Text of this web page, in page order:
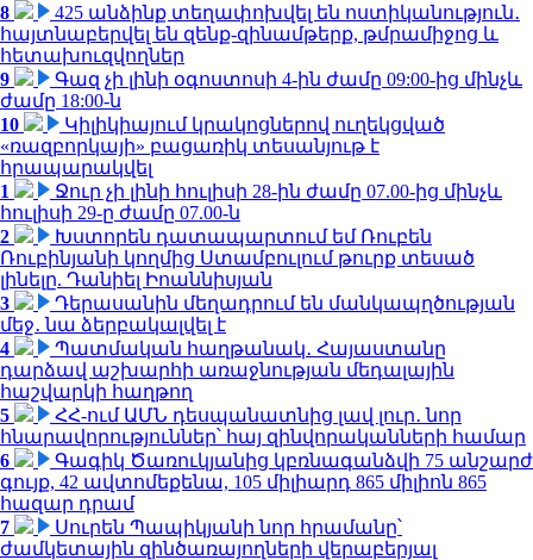
8
425 անձինք տեղափոխվել են ոստիկանություն․
հայտնաբերվել են զենք-զինամթերք, թմրամիջոց և
հետախուզվողներ
9
Գազ չի լինի օգոստոսի 4-ին ժամը 09:00-ից մինչև
ժամը 18:00-ն
10
Կիլիկիայում կրակոցներով ուղեկցված
«ռազբորկայի» բացառիկ տեսանյութ է
հրապարակվել
1
Ջուր չի լինի հուլիսի 28-ին ժամը 07.00-ից մինչև
հուլիսի 29-ը ժամը 07.00-ն
2
Խստորեն դատապարտում եմ Ռուբեն
Ռուբինյանի կողմից Ստամբուլում թուրք տեսած
լինելը. Դանիել Իոաննիսյան
3
Դերասանին մեղադրում են մանկապղծության
մեջ․ նա ձերբակալվել է
4
Պատմական հաղթանակ․ Հայաստանը
դարձավ աշխարհի առաջնության մեդալային
հաշվարկի հաղթող
5
ՀՀ-ում ԱՄՆ դեսպանատնից լավ լուր․ նոր
հնարավորություններ՝ հայ զինվորականների համար
6
Գագիկ Ծառուկյանից կբռնագանձվի 75 անշարժ
գույք, 42 ավտոմեքենա, 105 միլիարդ 865 միլիոն 865
հազար դրամ
7
Սուրեն Պապիկյանի նոր հրամանը՝
ժամկետային զինծառայողների վերաբերյալ